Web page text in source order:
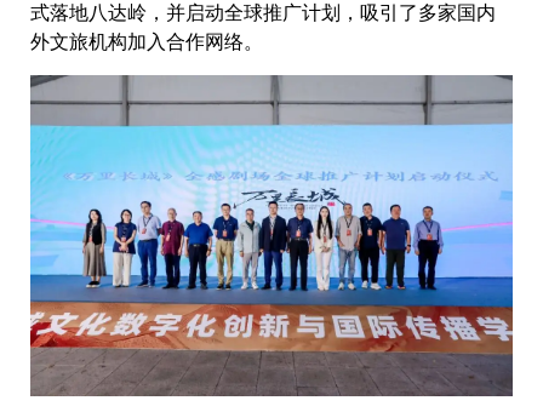
式落地八达岭，并启动全球推广计划，吸引了多家国内
外文旅机构加入合作网络。